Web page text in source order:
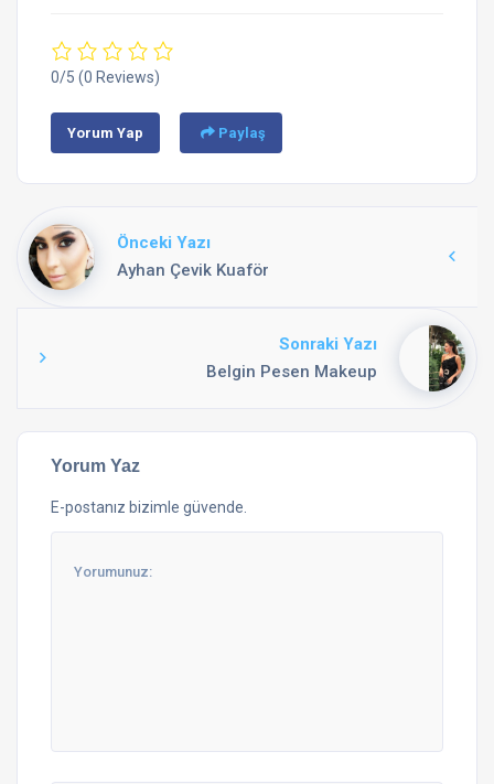
0/5 (0 Reviews)
Yorum Yap Paylaş
Önceki Yazı
Ayhan Çevik Kuaför
Sonraki Yazı
Belgin Pesen Makeup
Yorum Yaz
E-postanız bizimle güvende.